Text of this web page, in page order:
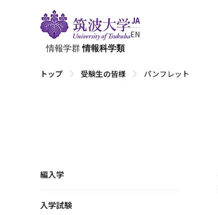
情報学群情報科学類
JA
EN
トップ 受験生の皆様 パンフレット
編入学
入学試験